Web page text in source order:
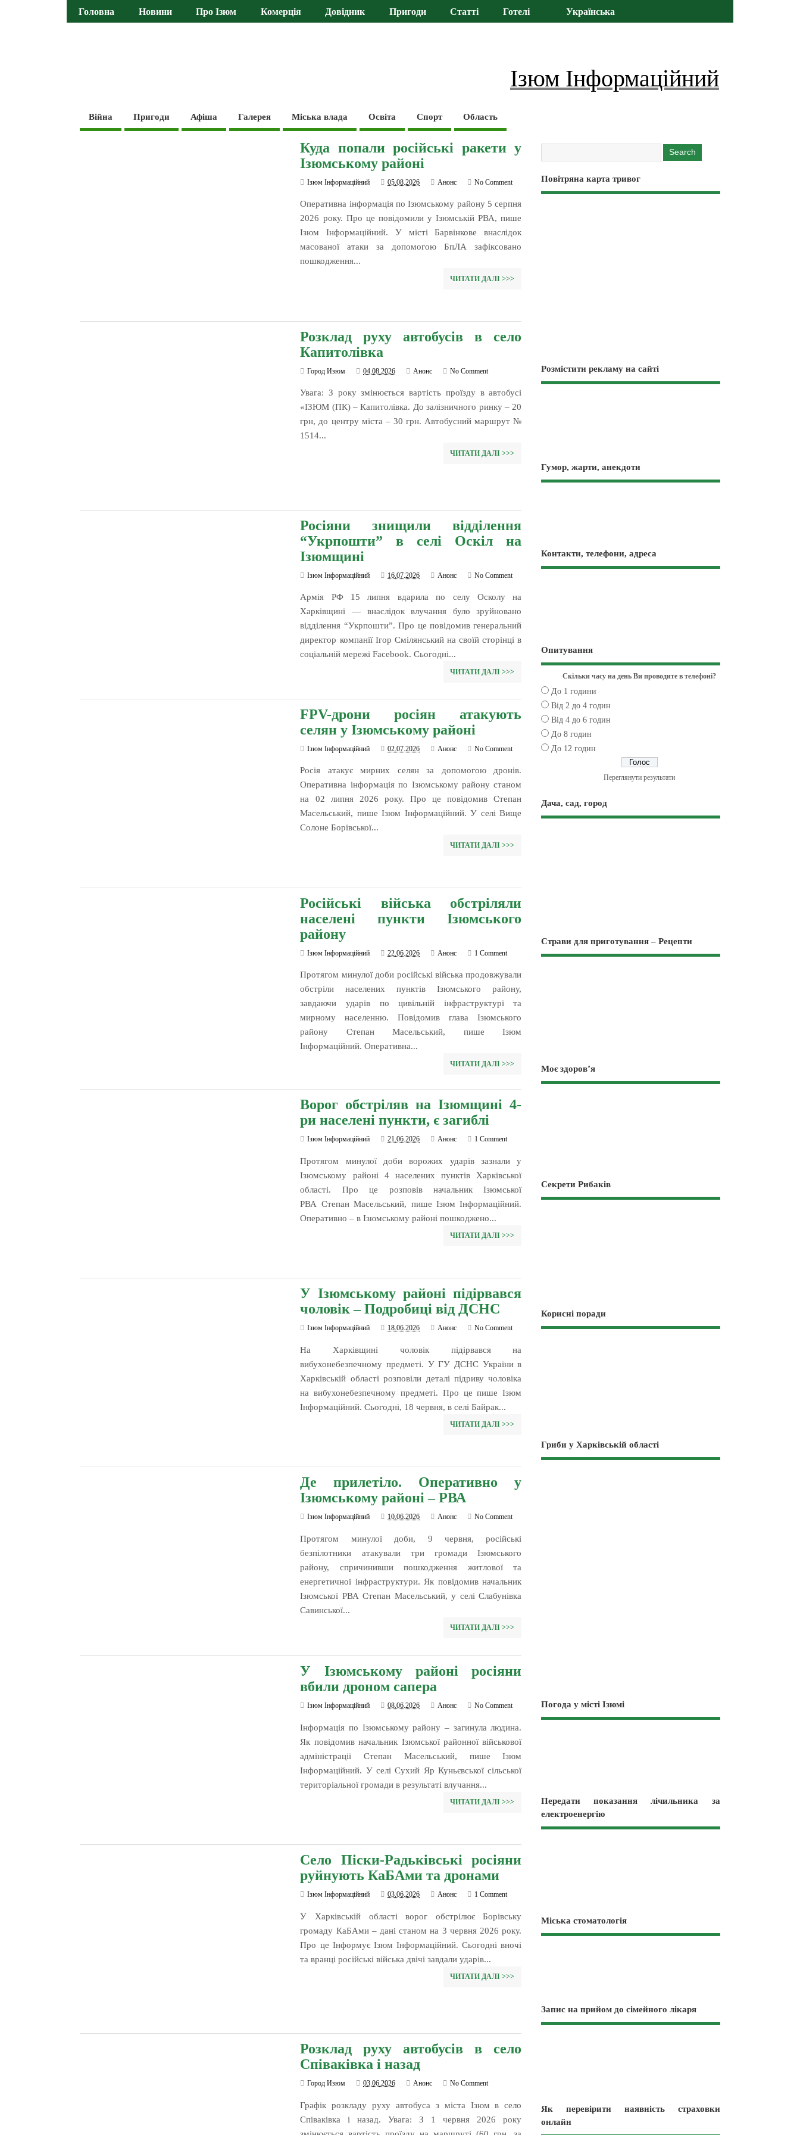
Головна Новини Про Ізюм Комерція Довідник Пригоди Статті Готелі Українська
Ізюм Інформаційний
Війна Пригоди Афіша Галерея Міська влада Освіта Спорт Область
Куда попали російські ракети у
Ізюмському районі
Ізюм Інформаційний 05.08.2026 Анонс No Comment
Оперативна інформація по Ізюмському району 5 серпня
2026 року. Про це повідомили у Ізюмській РВА, пише
Ізюм Інформаційний. У місті Барвінкове внаслідок
масованої атаки за допомогою БпЛА зафіксовано
пошкодження...
ЧИТАТИ ДАЛІ >>>
Розклад руху автобусів в село
Капитолівка
Город Изюм 04.08.2026 Анонс No Comment
Увага: З року змінюється вартість проїзду в автобусі
«ІЗЮМ (ПК) – Капитолівка. До залізничного ринку – 20
грн, до центру міста – 30 грн. Автобусний маршрут №
1514...
ЧИТАТИ ДАЛІ >>>
Росіяни знищили відділення
“Укрпошти” в селі Оскіл на
Ізюмщині
Ізюм Інформаційний 16.07.2026 Анонс No Comment
Армія РФ 15 липня вдарила по селу Осколу на
Харківщині — внаслідок влучання було зруйновано
відділення “Укрпошти”. Про це повідомив генеральний
директор компанії Ігор Смілянський на своїй сторінці в
соціальній мережі Facebook. Сьогодні...
ЧИТАТИ ДАЛІ >>>
FPV-дрони росіян атакують
селян у Ізюмському районі
Ізюм Інформаційний 02.07.2026 Анонс No Comment
Росія атакує мирних селян за допомогою дронів.
Оперативна інформація по Ізюмському району станом
на 02 липня 2026 року. Про це повідомив Степан
Масельський, пише Ізюм Інформаційний. У селі Вище
Солоне Борівської...
ЧИТАТИ ДАЛІ >>>
Російські війська обстріляли
населені пункти Ізюмського
району
Ізюм Інформаційний 22.06.2026 Анонс 1 Comment
Протягом минулої доби російські війська продовжували
обстріли населених пунктів Ізюмського району,
завдаючи ударів по цивільній інфраструктурі та
мирному населенню. Повідомив глава Ізюмського
району Степан Масельський, пише Ізюм
Інформаційний. Оперативна...
ЧИТАТИ ДАЛІ >>>
Ворог обстріляв на Ізюмщині 4-
ри населені пункти, є загиблі
Ізюм Інформаційний 21.06.2026 Анонс 1 Comment
Протягом минулої доби ворожих ударів зазнали у
Ізюмському районі 4 населених пунктів Харківської
області. Про це розповів начальник Ізюмської
РВА Степан Масельський, пише Ізюм Інформаційний.
Оперативно – в Ізюмському районі пошкоджено...
ЧИТАТИ ДАЛІ >>>
У Ізюмському районі підірвався
чоловік – Подробиці від ДСНС
Ізюм Інформаційний 18.06.2026 Анонс No Comment
На Харківщині чоловік підірвався на
вибухонебезпечному предметі. У ГУ ДСНС України в
Харківській області розповіли деталі підриву чоловіка
на вибухонебезпечному предметі. Про це пише Ізюм
Інформаційний. Сьогодні, 18 червня, в селі Байрак...
ЧИТАТИ ДАЛІ >>>
Де прилетіло. Оперативно у
Ізюмському районі – РВА
Ізюм Інформаційний 10.06.2026 Анонс No Comment
Протягом минулої доби, 9 червня, російські
безпілотники атакували три громади Ізюмського
району, спричинивши пошкодження житлової та
енергетичної інфраструктури. Як повідомив начальник
Ізюмської РВА Степан Масельський, у селі Слабунівка
Савинської...
ЧИТАТИ ДАЛІ >>>
У Ізюмському районі росіяни
вбили дроном сапера
Ізюм Інформаційний 08.06.2026 Анонс No Comment
Інформація по Ізюмському району – загинула людина.
Як повідомив начальник Ізюмської районної військової
адміністрації Степан Масельський, пише Ізюм
Інформаційний. У селі Сухий Яр Куньєвської сільської
територіальної громади в результаті влучання...
ЧИТАТИ ДАЛІ >>>
Село Піски-Радьківські росіяни
руйнують КаБАми та дронами
Ізюм Інформаційний 03.06.2026 Анонс 1 Comment
У Харківській області ворог обстрілює Борівську
громаду КаБАми – дані станом на 3 червня 2026 року.
Про це Інформує Ізюм Інформаційний. Сьогодні вночі
та вранці російські війська двічі завдали ударів...
ЧИТАТИ ДАЛІ >>>
Розклад руху автобусів в село
Співаківка і назад
Город Изюм 03.06.2026 Анонс No Comment
Графік розкладу руху автобуса з міста Ізюм в село
Співаківка і назад. Увага: З 1 червня 2026 року
Повітряна карта тривог
Розмістити рекламу на сайті
Гумор, жарти, анекдоти
Контакти, телефони, адреса
Опитування
Скільки часу на день Ви проводите в телефоні?
До 1 години
Від 2 до 4 годин
Від 4 до 6 годин
До 8 годин
До 12 годин
Переглянути результати
Дача, сад, город
Страви для приготування – Рецепти
Моє здоров’я
Секрети Рибаків
Корисні поради
Гриби у Харківській області
Погода у місті Ізюмі
Передати показання лічильника за
електроенергію
Міська стоматологія
Запис на прийом до сімейного лікаря
Як перевірити наявність страховки
онлайн